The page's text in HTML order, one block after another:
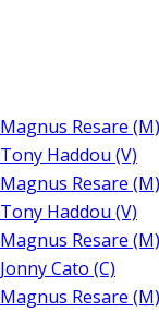
Magnus Resare (M)
Tony Haddou (V)
Magnus Resare (M)
Tony Haddou (V)
Magnus Resare (M)
Jonny Cato (C)
Magnus Resare (M)